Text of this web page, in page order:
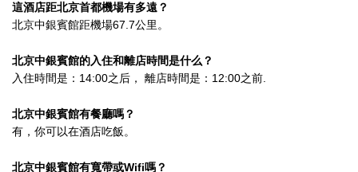
這酒店距北京首都機場有多遠？
北京中銀賓館距機場67.7公里。
北京中銀賓館的入住和離店時間是什么？
入住時間是：14:00之后， 離店時間是：12:00之前.
北京中銀賓館有餐廳嗎？
有，你可以在酒店吃飯。
北京中銀賓館有寬帶或Wifi嗎？